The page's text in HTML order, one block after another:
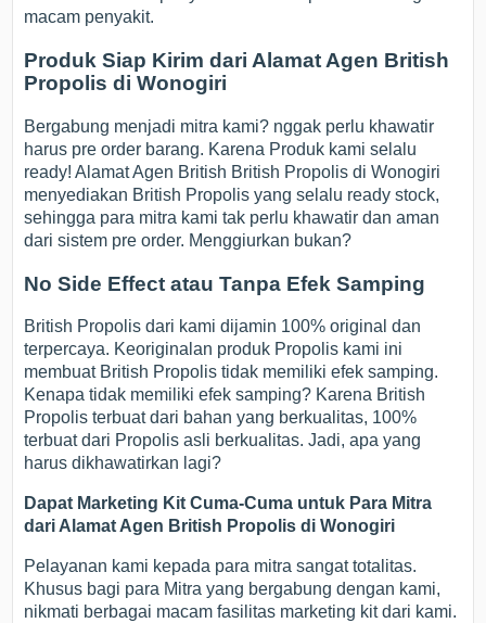
macam penyakit.
Produk Siap Kirim dari Alamat Agen British
Propolis di Wonogiri
Bergabung menjadi mitra kami? nggak perlu khawatir
harus pre order barang. Karena Produk kami selalu
ready! Alamat Agen British British Propolis di Wonogiri
menyediakan British Propolis yang selalu ready stock,
sehingga para mitra kami tak perlu khawatir dan aman
dari sistem pre order. Menggiurkan bukan?
No Side Effect atau Tanpa Efek Samping
British Propolis dari kami dijamin 100% original dan
terpercaya. Keoriginalan produk Propolis kami ini
membuat British Propolis tidak memiliki efek samping.
Kenapa tidak memiliki efek samping? Karena British
Propolis terbuat dari bahan yang berkualitas, 100%
terbuat dari Propolis asli berkualitas. Jadi, apa yang
harus dikhawatirkan lagi?
Dapat Marketing Kit Cuma-Cuma untuk Para Mitra
dari Alamat Agen British Propolis di Wonogiri
Pelayanan kami kepada para mitra sangat totalitas.
Khusus bagi para Mitra yang bergabung dengan kami,
nikmati berbagai macam fasilitas marketing kit dari kami.